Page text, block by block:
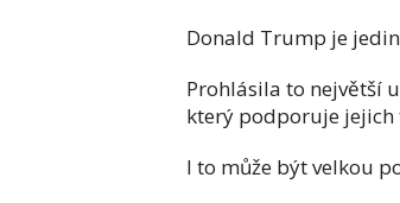
Donald Trump je
Prohlásila to největší
který podporuje jejich
I to může být velkou